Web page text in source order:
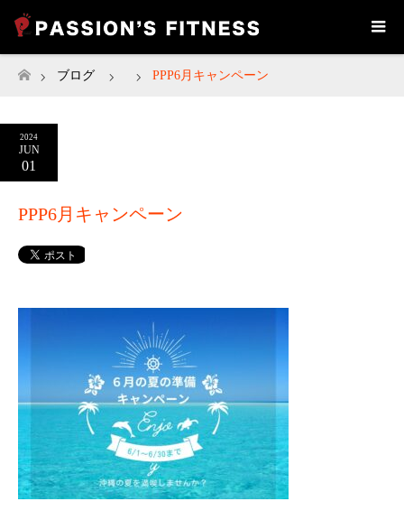
ホーム
ブログ PPP6月キャンペーン
2024
JUN
01
PPP6月キャンペーン